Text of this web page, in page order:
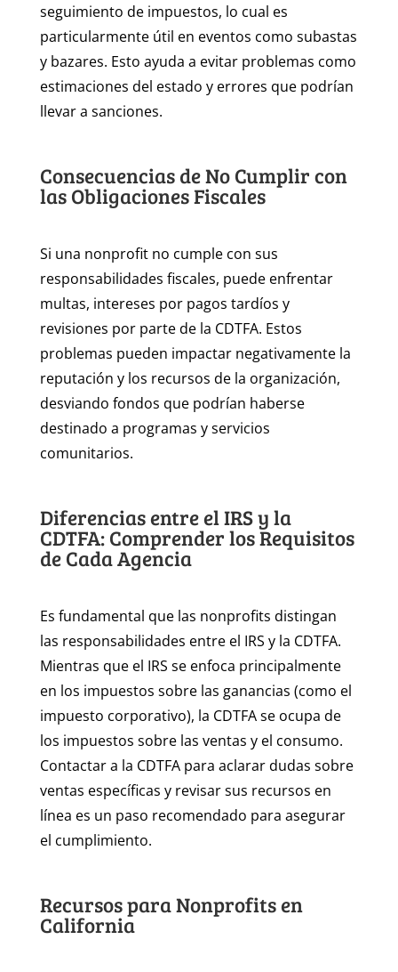
seguimiento de impuestos, lo cual es
particularmente útil en eventos como subastas
y bazares. Esto ayuda a evitar problemas como
estimaciones del estado y errores que podrían
llevar a sanciones.
Consecuencias de No Cumplir con
las Obligaciones Fiscales
Si una nonprofit no cumple con sus
responsabilidades fiscales, puede enfrentar
multas, intereses por pagos tardíos y
revisiones por parte de la CDTFA. Estos
problemas pueden impactar negativamente la
reputación y los recursos de la organización,
desviando fondos que podrían haberse
destinado a programas y servicios
comunitarios.
Diferencias entre el IRS y la
CDTFA: Comprender los Requisitos
de Cada Agencia
Es fundamental que las nonprofits distingan
las responsabilidades entre el IRS y la CDTFA.
Mientras que el IRS se enfoca principalmente
en los impuestos sobre las ganancias (como el
impuesto corporativo), la CDTFA se ocupa de
los impuestos sobre las ventas y el consumo.
Contactar a la CDTFA para aclarar dudas sobre
ventas específicas y revisar sus recursos en
línea es un paso recomendado para asegurar
el cumplimiento.
Recursos para Nonprofits en
California